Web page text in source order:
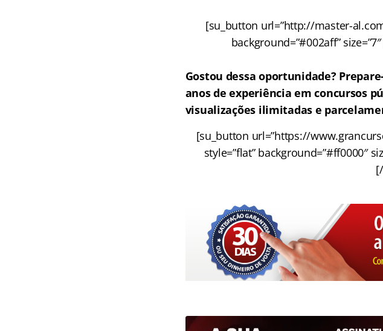
[su_button url=”http://master-
background=”#002aff”
Gostou dessa oportunidade?
anos de experiência em concursos
visualizações ilimitadas e
[su_button url=”https://
style=”flat” background=”#ff0000″